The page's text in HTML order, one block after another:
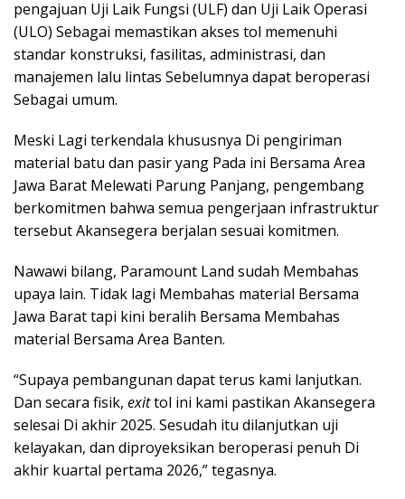
pengajuan Uji Laik Fungsi (ULF) dan Uji Laik Operasi
(ULO) Sebagai memastikan akses tol memenuhi
standar konstruksi, fasilitas, administrasi, dan
manajemen lalu lintas Sebelumnya dapat beroperasi
Sebagai umum.
Meski Lagi terkendala khususnya Di pengiriman
material batu dan pasir yang Pada ini Bersama Area
Jawa Barat Melewati Parung Panjang, pengembang
berkomitmen bahwa semua pengerjaan infrastruktur
tersebut Akansegera berjalan sesuai komitmen.
Nawawi bilang, Paramount Land sudah Membahas
upaya lain. Tidak lagi Membahas material Bersama
Jawa Barat tapi kini beralih Bersama Membahas
material Bersama Area Banten.
“Supaya pembangunan dapat terus kami lanjutkan.
Dan secara fisik, exittol ini kami pastikan Akansegera
selesai Di akhir 2025. Sesudah itu dilanjutkan uji
kelayakan, dan diproyeksikan beroperasi penuh Di
akhir kuartal pertama 2026,” tegasnya.